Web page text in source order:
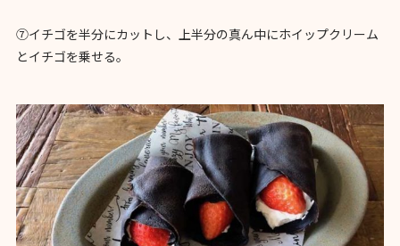
⑦イチゴを半分にカットし、上半分の真ん中にホイップクリーム
とイチゴを乗せる。